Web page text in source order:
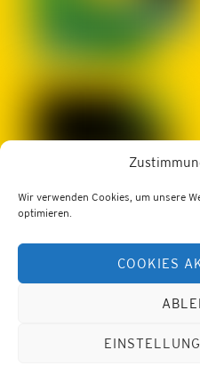
Wir verwenden Cookies, um unsere
optimieren.
COOKIES
LBZ Edelhof
Tel.: 02822/52402
Web:https://lfs-edelhof.ac.at
office@lfs-